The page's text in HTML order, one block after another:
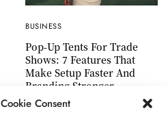
Consent
BUSINESS
Pop-Up Tents For Trade
Shows: 7 Features That
Make Setup Faster And
Branding Stronger